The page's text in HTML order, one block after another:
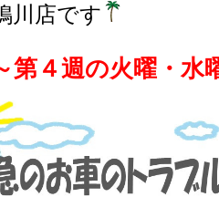
川店です
第４週の火曜・水